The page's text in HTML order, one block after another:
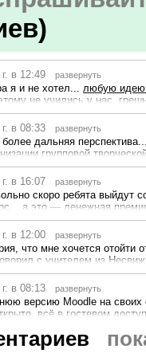
как создать реальную
сообщении
г. в 12:49 развернуть
я и не хотел... любую идею
не учились у нас,
сообщении поддерживаю!
г. в 08:33 развернуть
более дальняя
групповой
стать объектом
в конкурсах—
сообщении поддерживаю!
г. в 16:07 развернуть
скоро ребята выйдут
а это — денежная
присматривают себе
в инете!... и
ради чего всё
сообщении поддерживаю!
г. в 12:00 развернуть
что мне хочется отойти
с учителем из
пока закрытых
меня на серверах,
формулируются
эссе и пр. форме...
ребят в инете для
г. в 08:13 развернуть
версию Moodle на
всё в гостевом